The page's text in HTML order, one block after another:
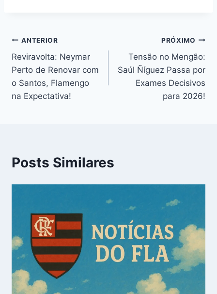
Navegação
de
Post
ANTERIOR
Reviravolta: Neymar
Perto de Renovar com
o Santos, Flamengo
na Expectativa!
PRÓXIMO
Tensão no Mengão:
Saúl Ñíguez Passa por
Exames Decisivos
para 2026!
Posts Similares